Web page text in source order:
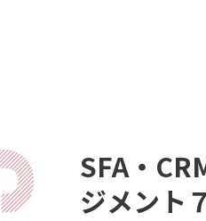
SFA・
ジメント